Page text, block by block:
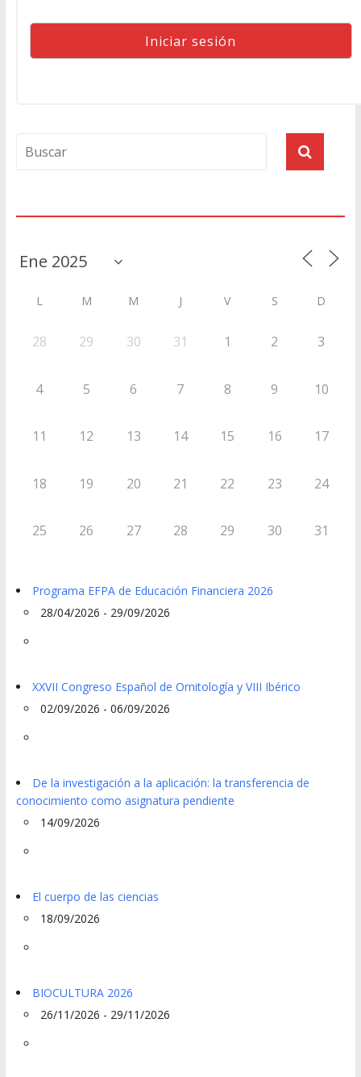
L M M J V S D
28 29 30 31 1 2 3
4 5 6 7 8 9 10
11 12 13 14 15 16 17
18 19 20 21 22 23 24
25 26 27 28 29 30 31
Programa EFPA de Educación Financiera 2026
28/04/2026 - 29/09/2026
XXVII Congreso Español de Ornitología y VIII Ibérico
02/09/2026 - 06/09/2026
De la investigación a la aplicación: la transferencia de
conocimiento como asignatura pendiente
14/09/2026
El cuerpo de las ciencias
18/09/2026
BIOCULTURA 2026
26/11/2026 - 29/11/2026